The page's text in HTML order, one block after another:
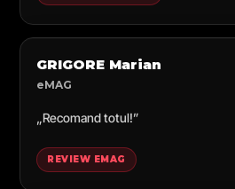
GRIGORE Marian
eMAG
„Recomand totul!”
REVIEW EMAG